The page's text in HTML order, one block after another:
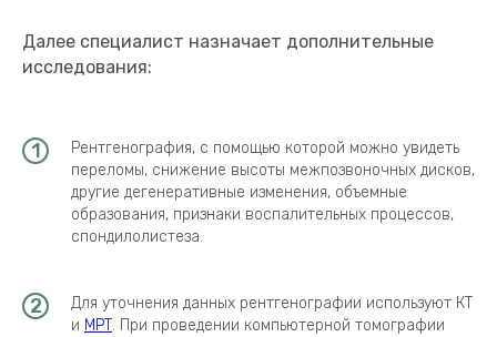
Далее специалист назначает дополнительные
исследования:
Рентгенография, с помощью которой можно увидеть
переломы, снижение высоты межпозвоночных дисков,
другие дегенеративные изменения, объемные
образования, признаки воспалительных процессов,
спондилолистеза.
Для уточнения данных рентгенографии используют КТ
и МРТ. При проведении компьютерной томографии